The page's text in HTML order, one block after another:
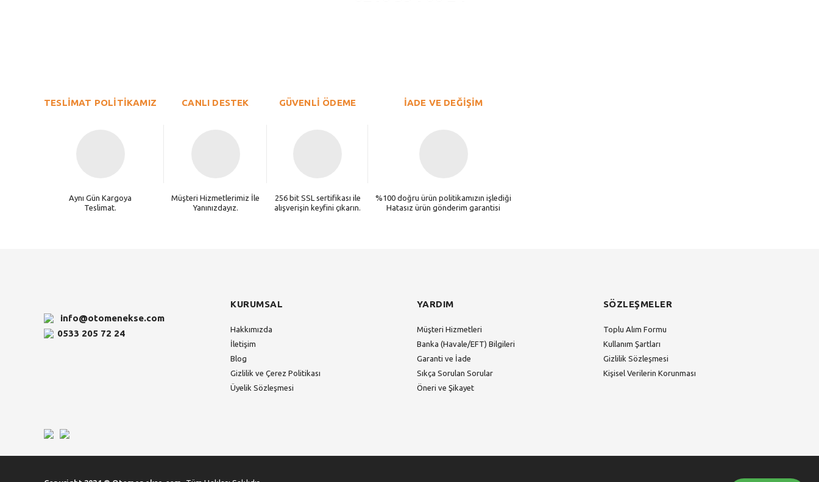
Ürün açıklamasında eksik bilgiler bulunuyor.
TESLİMAT POLİTİKAMIZ
Aynı Gün Kargoya
Teslimat.
CANLI DESTEK
Müşteri Hizmetlerimiz İle
Yanınızdayız.
GÜVENLİ ÖDEME
256 bit SSL sertifikası ile
alışverişin keyfini çıkarın.
İADE VE DEĞİŞİM
%100 doğru ürün politikamızın işlediği
Hatasız ürün gönderim garantisi
info@otomenekse.com
0533 205 72 24
KURUMSAL
Hakkımızda
İletişim
Blog
Gizlilik ve Çerez Politikası
Üyelik Sözleşmesi
YARDIM
Müşteri Hizmetleri
Banka (Havale/EFT) Bilgileri
Garanti ve İade
Sıkça Sorulan Sorular
Öneri ve Şikayet
SÖZLEŞMELER
Toplu Alım Formu
Kullanım Şartları
Gizlilik Sözleşmesi
Kişisel Verilerin Korunması